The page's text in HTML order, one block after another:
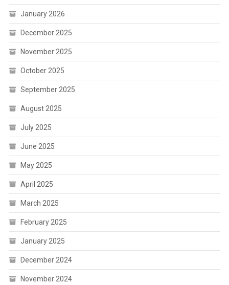
January 2026
December 2025
November 2025
October 2025
September 2025
August 2025
July 2025
June 2025
May 2025
April 2025
March 2025
February 2025
January 2025
December 2024
November 2024